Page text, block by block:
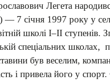
Легета
— 7 січня 1997 року у
школі I–II ступенів.
спеціальних
був веселим,
і привела його у